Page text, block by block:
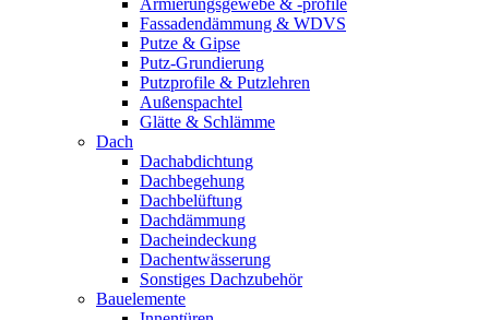
Armierungsgewebe & -profile
Fassadendämmung & WDVS
Putze & Gipse
Putz-Grundierung
Putzprofile & Putzlehren
Außenspachtel
Glätte & Schlämme
Dach
Dachabdichtung
Dachbegehung
Dachbelüftung
Dachdämmung
Dacheindeckung
Dachentwässerung
Sonstiges Dachzubehör
Bauelemente